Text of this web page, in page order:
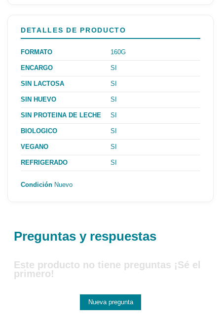
DETALLES DE PRODUCTO
FORMATO 160G
ENCARGO SI
SIN LACTOSA SI
SIN HUEVO SI
SIN PROTEINA DE LECHE SI
BIOLOGICO SI
VEGANO SI
REFRIGERADO SI
Condición Nuevo
Preguntas y respuestas
Este producto no tiene preguntas ¡Sé el
primero!
Nueva pregunta